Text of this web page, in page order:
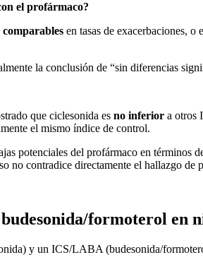
el profármaco?
comparables en tasas de exacerbaciones, o
la conclusión de “sin diferencias
que ciclesonida es no inferior a otros
el mismo índice de control.
potenciales del profármaco en
no contradice directamente el hallazgo de
formoterol en
y un ICS/LABA (budesonida/